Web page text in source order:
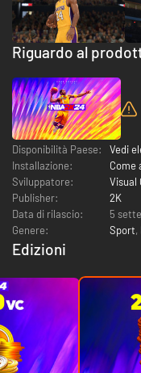
Riguardo al
Disponibilità Paese:
Vedi
Installazione:
Come
Sviluppatore:
Visual
Publisher:
2K
Data di rilascio:
5
Genere:
Sport,
Edizioni